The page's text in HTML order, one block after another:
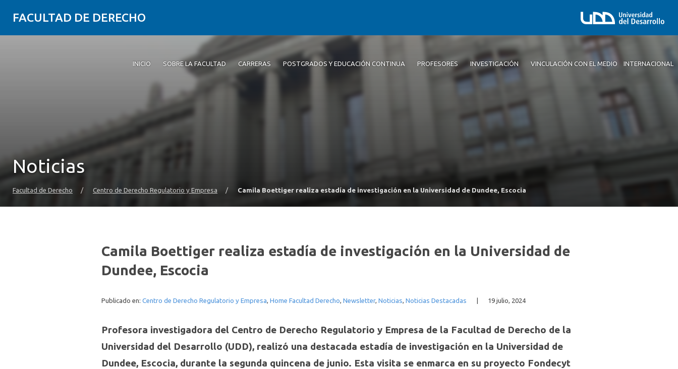
FACULTAD DE DERECHO
INICIO SOBRE LA FACULTAD CARRERAS POSTGRADOS Y EDUCACIÓN CONTINUA PROFESORES INVESTIGACIÓN VINCULACIÓN CON EL MEDIO INTERNACIONAL
Noticias
Facultad de Derecho / Centro de Derecho Regulatorio y Empresa / Camila Boettiger realiza estadía de investigación en la Universidad de Dundee, Escocia
Camila Boettiger realiza estadía de investigación en la Universidad de
Dundee, Escocia
Publicado en: Centro de Derecho Regulatorio y Empresa, Home Facultad Derecho, Newsletter, Noticias, Noticias Destacadas 19 julio, 2024
Profesora investigadora del Centro de Derecho Regulatorio y Empresa de la Facultad de Derecho de la
Universidad del Desarrollo (UDD), realizó una destacada estadía de investigación en la Universidad de
Dundee, Escocia, durante la segunda quincena de junio. Esta visita se enmarca en su proyecto Fondecyt